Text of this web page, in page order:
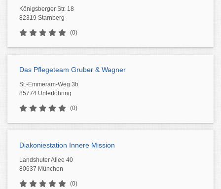
Königsberger Str. 18
82319 Starnberg
(0)
Das Pflegeteam Gruber & Wagner
St.-Emmeram-Weg 3b
85774 Unterföhring
(0)
Diakoniestation Innere Mission
Landshuter Allee 40
80637 München
(0)